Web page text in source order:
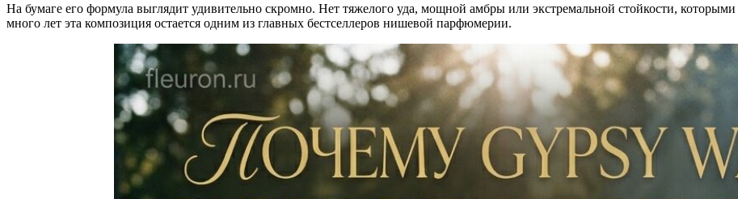
На бумаге его формула выглядит удивительно скромно. Нет тяжелого уда, мощной амбры или экстремальной стойкости,
много лет эта композиция остается одним из главных бестселлеров нишевой парфюмерии.